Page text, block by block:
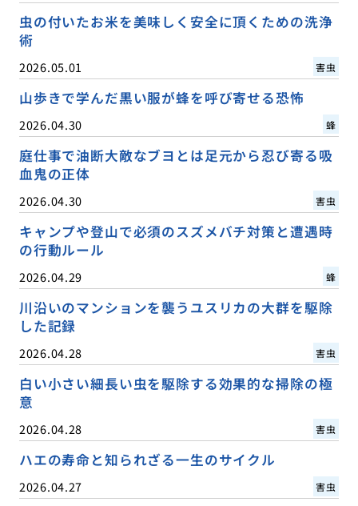
虫の付いたお米を美味しく安全に頂くための洗浄
術
2026.05.01 害虫
山歩きで学んだ黒い服が蜂を呼び寄せる恐怖
2026.04.30 蜂
庭仕事で油断大敵なブヨとは足元から忍び寄る吸
血鬼の正体
2026.04.30 害虫
キャンプや登山で必須のスズメバチ対策と遭遇時
の行動ルール
2026.04.29 蜂
川沿いのマンションを襲うユスリカの大群を駆除
した記録
2026.04.28 害虫
白い小さい細長い虫を駆除する効果的な掃除の極
意
2026.04.28 害虫
ハエの寿命と知られざる一生のサイクル
2026.04.27 害虫